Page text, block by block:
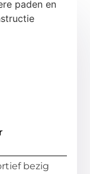
bezig